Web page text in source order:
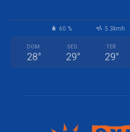
60 % 5.3kmh
DOM
28°
SEG
29°
TER
29°